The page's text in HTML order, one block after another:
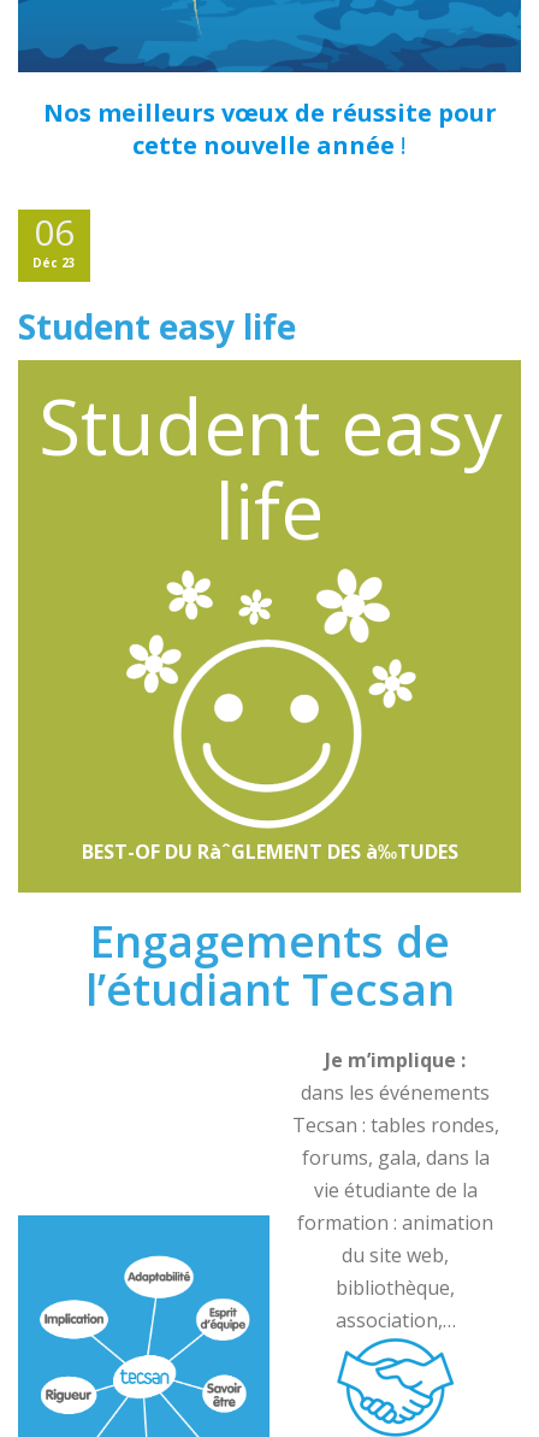
Nos meilleurs vœux de réussite pour
cette nouvelle année !
06
Déc 23
Student easy life
Student easy
life
BEST-OF DU RàˆGLEMENT DES à‰TUDES
Engagements de
l’étudiant Tecsan
Je m’implique :
dans les événements
Tecsan : tables rondes,
forums, gala, dans la
vie étudiante de la
formation : animation
du site web,
bibliothèque,
association,…